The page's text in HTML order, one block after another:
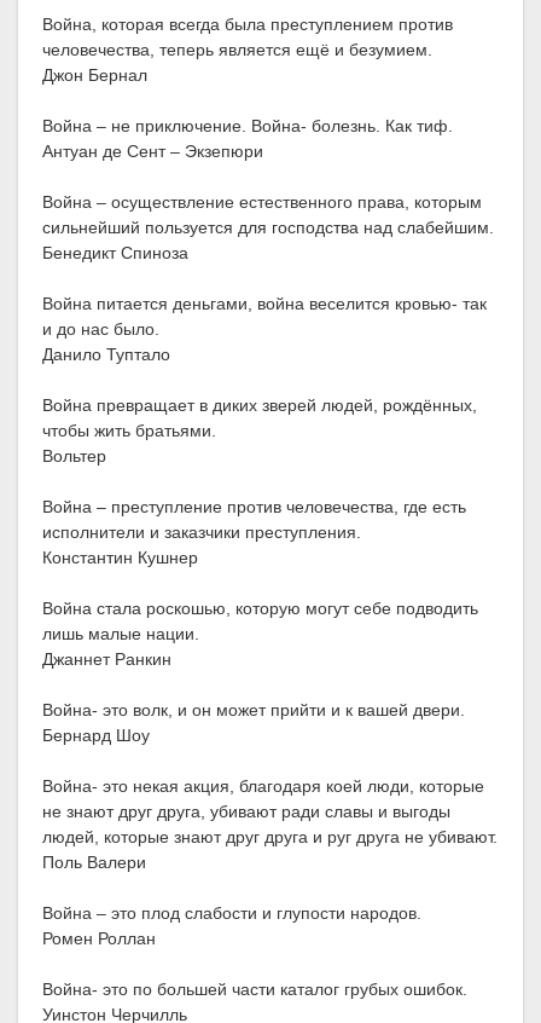
Война, которая всегда была преступлением против
человечества, теперь является ещё и безумием.
Джон Бернал
Война – не приключение. Война- болезнь. Как тиф.
Антуан де Сент – Экзепюри
Война – осуществление естественного права, которым
сильнейший пользуется для господства над слабейшим.
Бенедикт Спиноза
Война питается деньгами, война веселится кровью- так
и до нас было.
Данило Туптало
Война превращает в диких зверей людей, рождённых,
чтобы жить братьями.
Вольтер
Война – преступление против человечества, где есть
исполнители и заказчики преступления.
Константин Кушнер
Война стала роскошью, которую могут себе подводить
лишь малые нации.
Джаннет Ранкин
Война- это волк, и он может прийти и к вашей двери.
Бернард Шоу
Война- это некая акция, благодаря коей люди, которые
не знают друг друга, убивают ради славы и выгоды
людей, которые знают друг друга и руг друга не убивают.
Поль Валери
Война – это плод слабости и глупости народов.
Ромен Роллан
Война- это по большей части каталог грубых ошибок.
Уинстон Черчилль